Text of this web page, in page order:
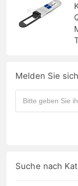
Melden Sie
Suche nach